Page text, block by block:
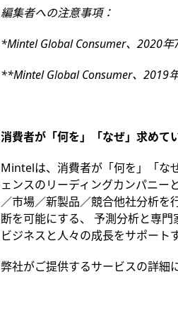
編集者への注意事項：
*Mintel Global Consumer、2020年
**Mintel Global Consumer、2019
消費者が「何を」「なぜ」求めて
Mintelは、消費者が「何を」「な
ェンスのリーディングカンパニー
／市場／新製品／競合他社分析を
断を可能にする、
予測分析と専門
ビジネスと人々の成長をサポート
弊社がご提供するサービスの詳細